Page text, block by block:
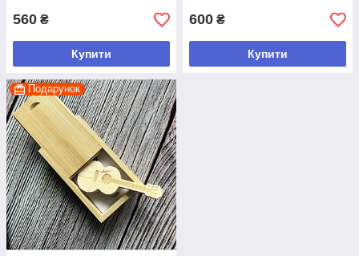
560 ₴
Купити
600 ₴
Купити
Подарунок